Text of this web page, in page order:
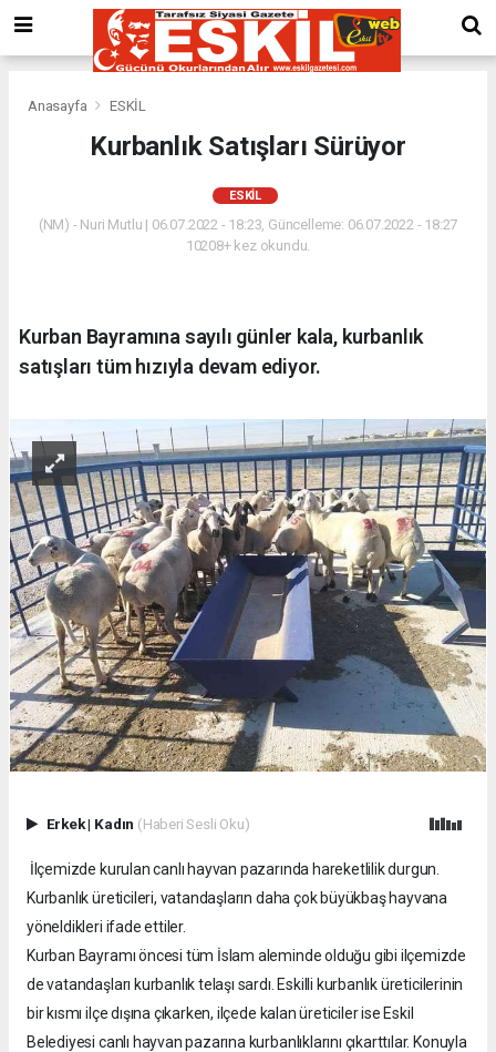
Anasayfa ESKİL
Kurbanlık Satışları Sürüyor
ESKİL
(NM) - Nuri Mutlu | 06.07.2022 - 18:23, Güncelleme: 06.07.2022 - 18:27
10208+ kez okundu.
Kurban Bayramına sayılı günler kala, kurbanlık
satışları tüm hızıyla devam ediyor.
Erkek| Kadın (Haberi Sesli Oku)
İlçemizde kurulan canlı hayvan pazarında hareketlilik durgun.
Kurbanlık üreticileri, vatandaşların daha çok büyükbaş hayvana
yöneldikleri ifade ettiler.
Kurban Bayramı öncesi tüm İslam aleminde olduğu gibi ilçemizde
de vatandaşları kurbanlık telaşı sardı. Eskilli kurbanlık üreticilerinin
bir kısmı ilçe dışına çıkarken, ilçede kalan üreticiler ise Eskil
Belediyesi canlı hayvan pazarına kurbanlıklarını çıkarttılar. Konuyla